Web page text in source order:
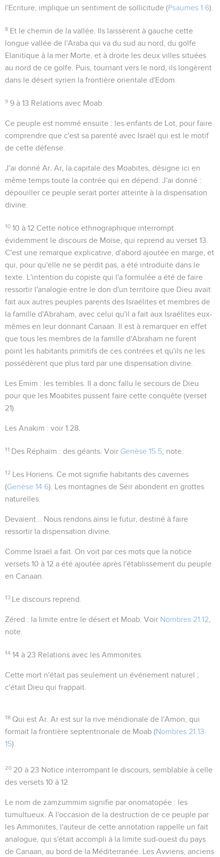
l'Ecriture, implique un sentiment de sollicitude (Psaumes 1.6).
8 Et le chemin de la vallée . Ils laissèrent à gauche cette
longue vallée de l'Araba qui va du sud au nord, du golfe
Elanitique à la mer Morte, et à droite les deux villes situées
au nord de ce golfe. Puis, tournant vers le nord, ils longèrent
dans le désert syrien la frontière orientale d'Edom.
9 9 à 13 Relations avec Moab.
Ce peuple est nommé ensuite : les enfants de Lot , pour faire
comprendre que c'est sa parenté avec Israël qui est le motif
de cette défense.
J'ai donné Ar . Ar, la capitale des Moabites, désigne ici en
même temps toute la contrée qui en dépend. J'ai donné :
dépouiller ce peuple serait porter atteinte à la dispensation
divine.
10 10 à 12 Cette notice ethnographique interrompt
évidemment le discours de Moïse, qui reprend au verset 13.
C'est une remarque explicative, d'abord ajoutée en marge, et
qui, pour qu'elle ne se perdit pas, a été introduite dans le
texte. L'intention du copiste qui l'a formulée a été de faire
ressortir l'analogie entre le don d'un territoire que Dieu avait
fait aux autres peuples parents des Israélites et membres de
la famille d'Abraham, avec celui qu'il a fait aux Israélites eux-
mêmes en leur donnant Canaan. Il est à remarquer en effet
que tous les membres de la famille d'Abraham ne furent
point les habitants primitifs de ces contrées et qu'ils ne les
possédèrent que plus tard par une dispensation divine.
Les Emim : les terribles . Il a donc fallu le secours de Dieu
pour que les Moabites pussent faire cette conquête (verset
21).
Les Anakim : voir 1.28
11 Des Réphaïm : des géants. Voir Genèse 15.5 , note.
12 Les Horiens . Ce mot signifie habitants des cavernes
(Genèse 14.6). Les montagnes de Séir abondent en grottes
naturelles.
Devaient...
Nous rendons ainsi le futur, destiné à faire
ressortir la dispensation divine.
Comme Israël a fait . On voit par ces mots que la notice
versets 10 à 12 a été ajoutée après l'établissement du peuple
en Canaan.
13 Le discours reprend.
Zéred : la limite entre le désert et Moab. Voir Nombres 21.12
note.
14 14 à 23 Relations avec les Ammonites.
Cette mort n'était pas seulement un événement naturel ;
c'était Dieu qui frappait.
18 Qui est Ar . Ar est sur la rive méridionale de l'Amon, qui
formait la frontière septentrionale de Moab (Nombres 21.13-
15).
20 20 à 23 Notice interrompant le discours, semblable à celle
des versets 10 à 12.
Le nom de zamzummim signifie par onomatopée : les
tumultueux . A l'occasion de la destruction de ce peuple par
les Ammonites, l'auteur de cette annotation rappelle un fait
analogue, qui s'était accompli à la limite sud-ouest du pays
de Canaan, au bord de la Méditerranée. Les Avviens, anciens